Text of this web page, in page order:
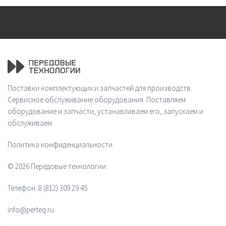
Поставки комплектующих и запчастей для производств.
Сервисное обслуживание оборудования. Поставляем
оборудование и запчасти, устанавливаем его, запускаем и
обслуживаем.
Политика конфиденциальности
© 2026 Передовые технологии
Телефон: 8 (812) 309 29 45
info@perteq.ru